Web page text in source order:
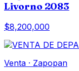
Livorno 2083
$8,200,000
Venta · Zapopan